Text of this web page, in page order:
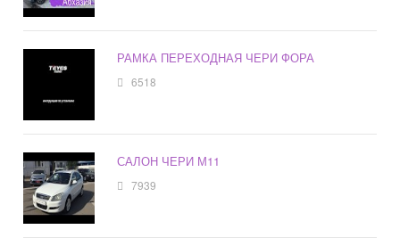
РАМКА ПЕРЕХОДНАЯ ЧЕРИ ФОРА
6518
САЛОН ЧЕРИ М11
7939